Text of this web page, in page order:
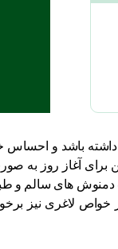
باشد و
آغاز روز به صورت
های سالم و
لاغری نیز